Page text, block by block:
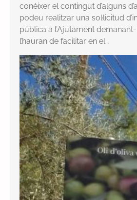
conèixer el contingut d’alguns
podeu realitzar una sol·licitud
pública a l’Ajutament
l’hauran de facilitar en el…